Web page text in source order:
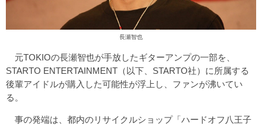
長瀬智也
元TOKIOの長瀬智也が手放したギターアンプの一部を、
STARTO ENTERTAINMENT（以下、STARTO社）に所属する
後輩アイドルが購入した可能性が浮上し、ファンが沸いてい
る。
事の発端は、都内のリサイクルショップ「ハードオフ八王子